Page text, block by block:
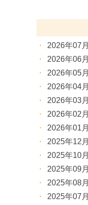
2026年07月
2026年06月
2026年05月
2026年04月
2026年03月
2026年02月
2026年01月
2025年12月
2025年10月
2025年09月
2025年08月
2025年07月